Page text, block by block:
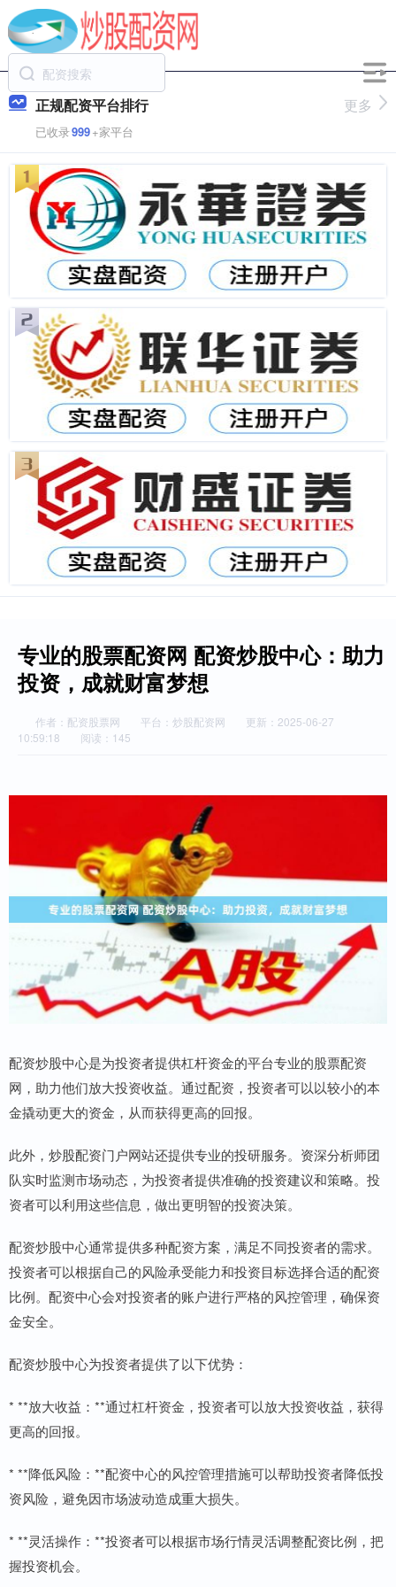
正规配资平台排行
已收录999+家平台
更多
专业的股票配资网 配资炒股中心：助力
投资，成就财富梦想
作者：配资股票网 平台：炒股配资网
更新：2025-06-27
10:59:18
阅读：145
配资炒股中心是为投资者提供杠杆资金的平台专业的股票配资
网，助力他们放大投资收益。通过配资，投资者可以以较小的本
金撬动更大的资金，从而获得更高的回报。
此外，炒股配资门户网站还提供专业的投研服务。资深分析师团
队实时监测市场动态，为投资者提供准确的投资建议和策略。投
资者可以利用这些信息，做出更明智的投资决策。
配资炒股中心通常提供多种配资方案，满足不同投资者的需求。
投资者可以根据自己的风险承受能力和投资目标选择合适的配资
比例。配资中心会对投资者的账户进行严格的风控管理，确保资
金安全。
配资炒股中心为投资者提供了以下优势：
* **放大收益：**通过杠杆资金，投资者可以放大投资收益，获得
更高的回报。
* **降低风险：**配资中心的风控管理措施可以帮助投资者降低投
资风险，避免因市场波动造成重大损失。
* **灵活操作：**投资者可以根据市场行情灵活调整配资比例，把
握投资机会。